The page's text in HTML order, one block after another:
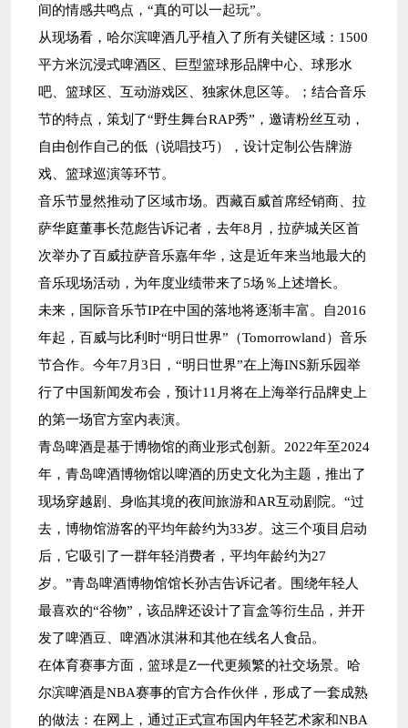
间的情感共鸣点，“真的可以一起玩”。
从现场看，哈尔滨啤酒几乎植入了所有关键区域：1500
平方米沉浸式啤酒区、巨型篮球形品牌中心、球形水
吧、篮球区、互动游戏区、独家休息区等。；结合音乐
节的特点，策划了“野生舞台RAP秀”，邀请粉丝互动，
自由创作自己的低（说唱技巧），设计定制公告牌游
戏、篮球巡演等环节。
音乐节显然推动了区域市场。西藏百威首席经销商、拉
萨华庭董事长范彪告诉记者，去年8月，拉萨城关区首
次举办了百威拉萨音乐嘉年华，这是近年来当地最大的
音乐现场活动，为年度业绩带来了5场％上述增长。
未来，国际音乐节IP在中国的落地将逐渐丰富。自2016
年起，百威与比利时“明日世界”（Tomorrowland）音乐
节合作。今年7月3日，“明日世界”在上海INS新乐园举
行了中国新闻发布会，预计11月将在上海举行品牌史上
的第一场官方室内表演。
青岛啤酒是基于博物馆的商业形式创新。2022年至2024
年，青岛啤酒博物馆以啤酒的历史文化为主题，推出了
现场穿越剧、身临其境的夜间旅游和AR互动剧院。“过
去，博物馆游客的平均年龄约为33岁。这三个项目启动
后，它吸引了一群年轻消费者，平均年龄约为27
岁。”青岛啤酒博物馆馆长孙吉告诉记者。围绕年轻人
最喜欢的“谷物”，该品牌还设计了盲盒等衍生品，并开
发了啤酒豆、啤酒冰淇淋和其他在线名人食品。
在体育赛事方面，篮球是Z一代更频繁的社交场景。哈
尔滨啤酒是NBA赛事的官方合作伙伴，形成了一套成熟
的做法：在网上，通过正式宣布国内年轻艺术家和NBA